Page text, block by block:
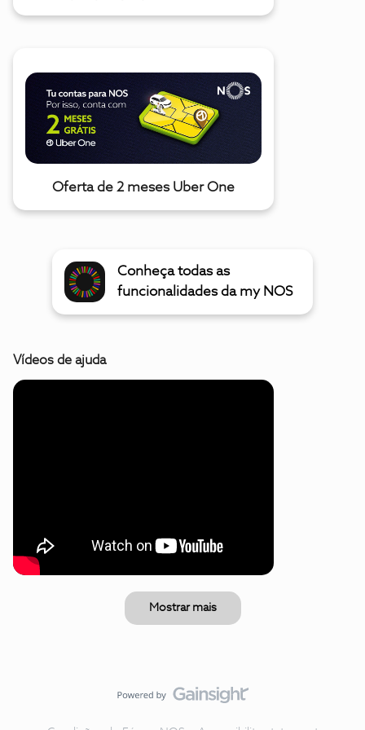
Oferta de 2 meses Uber One
Conheça todas as
funcionalidades da my NOS
Vídeos de ajuda
Mostrar mais